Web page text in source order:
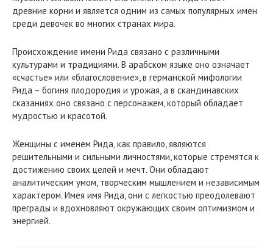
древние корни и является одним из самых популярных имен
среди девочек во многих странах мира.
Происхождение имени Рида связано с различными
культурами и традициями. В арабском языке оно означает
«счастье» или «благословение», в германской мифологии
Рида – богиня плодородия и урожая, а в скандинавских
сказаниях оно связано с персонажем, который обладает
мудростью и красотой.
Женщины с именем Рида, как правило, являются
решительными и сильными личностями, которые стремятся к
достижению своих целей и мечт. Они обладают
аналитическим умом, творческим мышлением и независимым
характером. Имея имя Рида, они с легкостью преодолевают
преграды и вдохновляют окружающих своим оптимизмом и
энергией.